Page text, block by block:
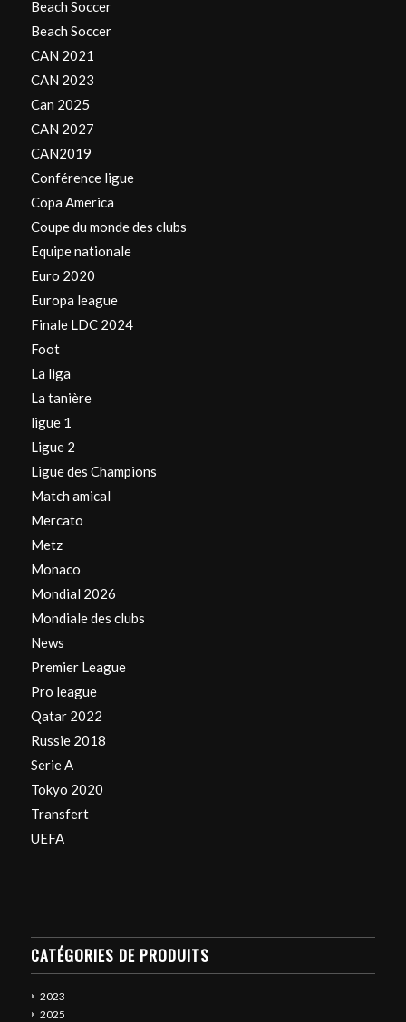
Beach Soccer
Beach Soccer
CAN 2021
CAN 2023
Can 2025
CAN 2027
CAN2019
Conférence ligue
Copa America
Coupe du monde des clubs
Equipe nationale
Euro 2020
Europa league
Finale LDC 2024
Foot
La liga
La tanière
ligue 1
Ligue 2
Ligue des Champions
Match amical
Mercato
Metz
Monaco
Mondial 2026
Mondiale des clubs
News
Premier League
Pro league
Qatar 2022
Russie 2018
Serie A
Tokyo 2020
Transfert
UEFA
CATÉGORIES DE PRODUITS
2023
2025